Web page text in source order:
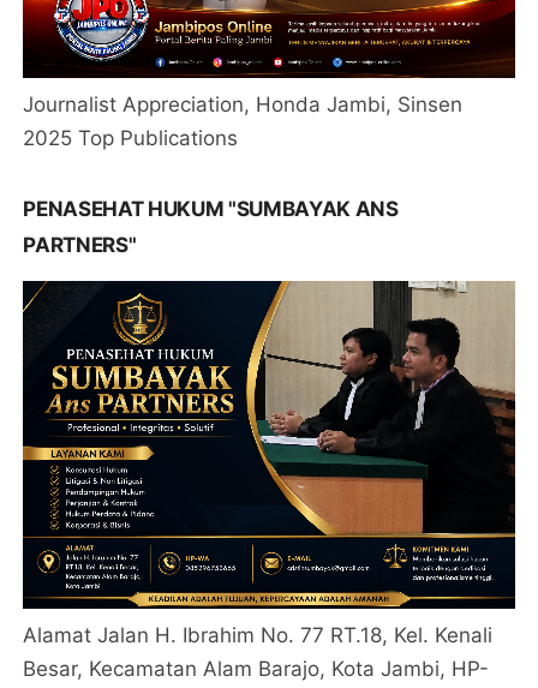
Journalist Appreciation, Honda Jambi, Sinsen
2025 Top Publications
PENASEHAT HUKUM "SUMBAYAK ANS
PARTNERS"
Alamat Jalan H. Ibrahim No. 77 RT.18, Kel. Kenali
Besar, Kecamatan Alam Barajo, Kota Jambi, HP-